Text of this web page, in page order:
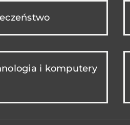
i komputery